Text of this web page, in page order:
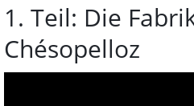
1. Teil: Die
Chésopelloz